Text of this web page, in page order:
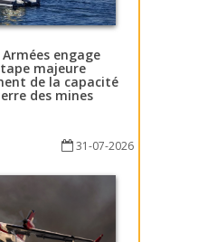
engage
majeure
de la capacité
des mines
31-07-2026